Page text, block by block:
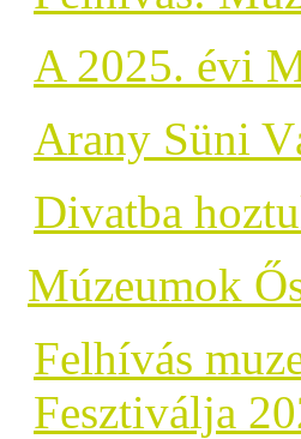
A 2025. évi
Arany Süni
Divatba
Múzeumok
Felhívás
Fesztiválja